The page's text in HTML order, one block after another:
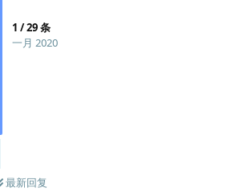
1 /29条
一月 2020
最新回复